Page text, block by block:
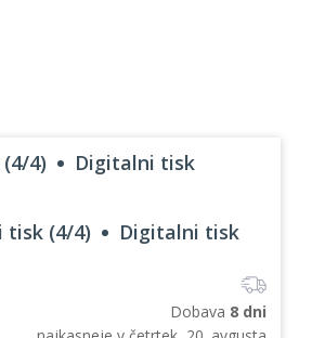
4) Digitalni tisk
tisk (4/4) Digitalni tisk
Dobava 8 dni